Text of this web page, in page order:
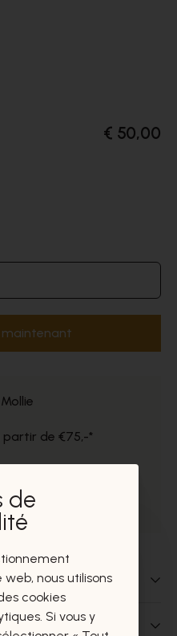
€ 50,00
partir de €75,-*
nos magasins
de
nous utilisons
cookies
Si vous y